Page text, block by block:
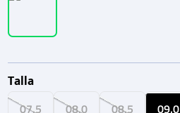
Talla
07.5 08.0 08.5 09.0